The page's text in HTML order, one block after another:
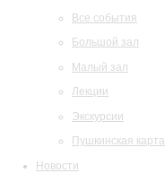
Все события
Большой зал
Малый зал
Лекции
Экскурсии
Пушкинская карта
Новости